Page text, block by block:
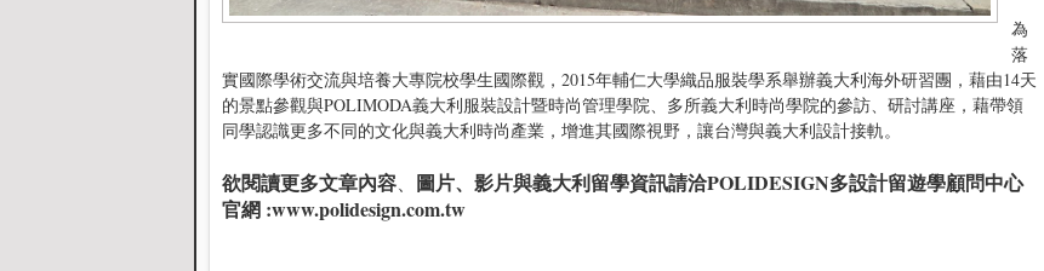
為
落
實國際學術交流與培養大專院校學生國際觀，2015年輔仁大學織品服裝學系舉辦義大利海外研習團，藉由14天
的景點參觀與POLIMODA義大利服裝設計暨時尚管理學院、多所義大利時尚學院的參訪、研討講座，藉帶領
同學認識更多不同的文化與義大利時尚產業，增進其國際視野，讓台灣與義大利設計接軌。
欲閱讀更多文章內容 圖片、影片與義大利留學資訊請洽POLIDESIGN多設計留遊學顧問中心
官網 :www.polidesign.com.tw